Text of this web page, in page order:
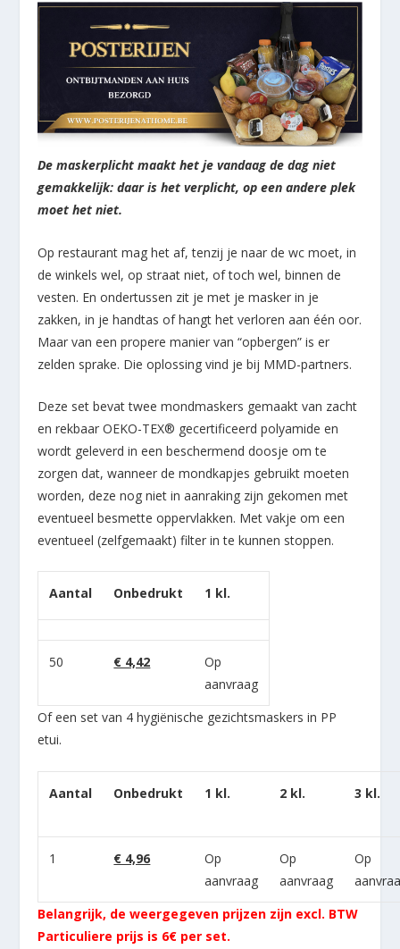
De maskerplicht maakt het je vandaag de dag niet
gemakkelijk: daar is het verplicht, op een andere plek
moet het niet.
Op restaurant mag het af, tenzij je naar de wc moet, in
de winkels wel, op straat niet, of toch wel, binnen de
vesten. En ondertussen zit je met je masker in je
zakken, in je handtas of hangt het verloren aan één oor.
Maar van een propere manier van “opbergen” is er
zelden sprake. Die oplossing vind je bij MMD-partners.
Deze set bevat twee mondmaskers gemaakt van zacht
en rekbaar OEKO-TEX® gecertificeerd polyamide en
wordt geleverd in een beschermend doosje om te
zorgen dat,wanneer de mondkapjes gebruikt moeten
worden, deze nog niet in aanraking zijn gekomen met
eventueel besmette oppervlakken. Met vakje om een
eventueel (zelfgemaakt) filter in te kunnen stoppen.
Aantal Onbedrukt 1 kl.
50 € 4,42
Op
aanvraag
Of een set van 4 hygiënische gezichtsmaskers in PP
etui.
Aantal Onbedrukt 1 kl. 2 kl. 3 kl.
1 € 4,96
Op
aanvraag
Op
aanvraag
Op
Belangrijk, de weergegeven prijzen zijn excl. BTW
Particuliere prijs is 6€ per set.